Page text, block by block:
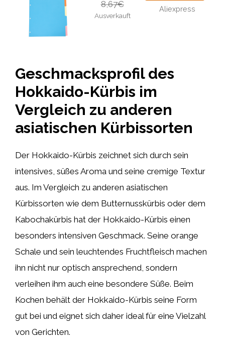
8,67€
Ausverkauft
Aliexpress
Geschmacksprofil des
Hokkaido-Kürbis im
Vergleich zu anderen
asiatischen Kürbissorten
Der Hokkaido-Kürbis zeichnet sich durch sein
intensives, süßes Aroma und seine cremige Textur
aus. Im Vergleich zu anderen asiatischen
Kürbissorten wie dem Butternusskürbis oder dem
Kabochakürbis hat der Hokkaido-Kürbis einen
besonders intensiven Geschmack. Seine orange
Schale und sein leuchtendes Fruchtfleisch machen
ihn nicht nur optisch ansprechend, sondern
verleihen ihm auch eine besondere Süße. Beim
Kochen behält der Hokkaido-Kürbis seine Form
gut bei und eignet sich daher ideal für eine Vielzahl
von Gerichten.